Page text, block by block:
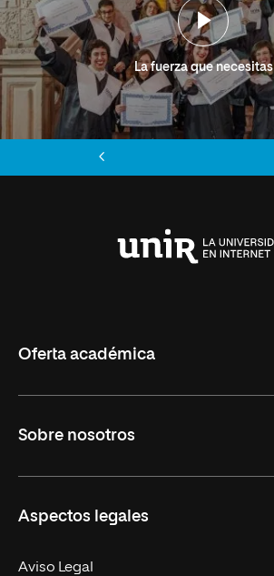
La fuerza que necesitas
Oferta académica
Másteres Oficiales
Doctorados
Experto Universitario
Sobre nosotros
Facultades
Nuestro Equipo
Aspectos legales
Aviso Legal